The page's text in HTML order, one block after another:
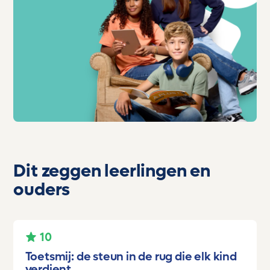
Dit zeggen leerlingen en
ouders
10
Toetsmij: de steun in de rug die elk kind